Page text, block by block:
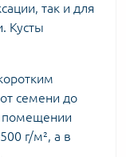
так и для
Кусты
семени до
помещении
г/м², а в